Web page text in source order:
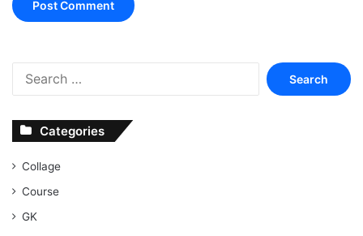
Search
for:
Categories
Collage
Course
GK